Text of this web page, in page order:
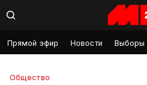
Прямой эфир Новости Выборы
Общество